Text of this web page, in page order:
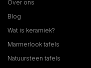
Over ons
Blog
Wat is keramiek?
Marmerlook tafels
Natuursteen tafels